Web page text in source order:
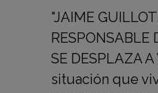
"JAIME GUILLOT,
RESPONSABLE
SE DESPLAZA A
situación que